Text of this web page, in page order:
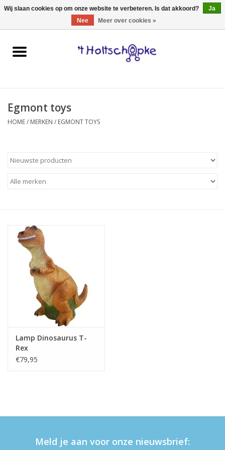
0 Artikelen - €0,00
Home
spellen
schmink & make-up
eten & drinken
knuffels
Blogs
Egmont toys
HOME/ MERKEN / EGMONT TOYS
Lamp Dinosaurus T-
Rex
€79,95
Meld je aan voor onze nieuwsbrief:
Wij slaan cookies op om onze website te verbeteren. Is dat akkoord?
Ja
Nee
Meer over cookies »